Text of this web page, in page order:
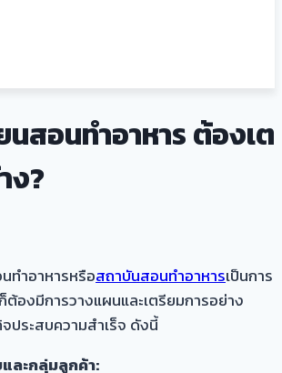
นสอนทำอาหาร ต้องเต
ง?
ทำอาหารหรือสถาบันสอนทำอาหารเป็นการ
องมีการวางแผนและเตรียมการอย่าง
ประสบความสำเร็จ ดังนี้
และกลุ่มลูกค้า: